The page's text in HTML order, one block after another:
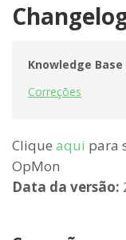
Knowledge Base
Correções
Clique aqui para
OpMon
Data da versão: